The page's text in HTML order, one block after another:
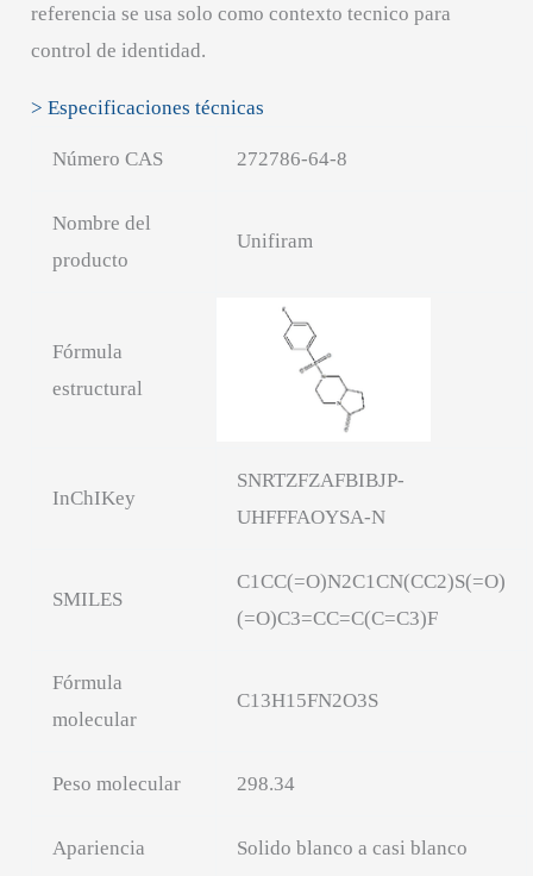
referencia se usa solo como contexto tecnico para
control de identidad.
> Especificaciones técnicas
Número CAS 272786-64-8
Nombre del
producto
Unifiram
Fórmula
estructural
InChIKey
SNRTZFZAFBIBJP-
UHFFFAOYSA-N
SMILES
C1CC(=O)N2C1CN(CC2)S(=O)
(=O)C3=CC=C(C=C3)F
Fórmula
molecular
C13H15FN2O3S
Peso molecular 298.34
Apariencia Solido blanco a casi blanco